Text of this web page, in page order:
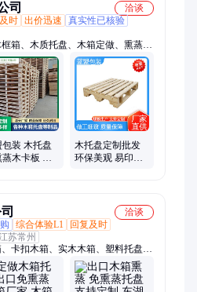
司
洽谈
时 出价迅速
真实性已核验
箱、木质托盘、木箱定做、熏蒸托
合板木箱、钢带物流木箱、物流包
收缩膜包、物流仓储木架
包装 木托盘
蒸木卡板 物
木托盘定制批发
环保美观 易印刷
洽谈
综合体验L1
回复及时
苏常州
卡扣木箱、实木木箱、塑料托盘、
架木托盘、防震木托盘、胶合板托